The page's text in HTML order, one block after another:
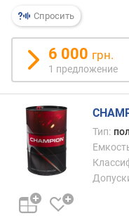
о
е
т
с
т
в
и
е
с
а
н
Спросить
6 000 грн.
1 предложение
Тип: